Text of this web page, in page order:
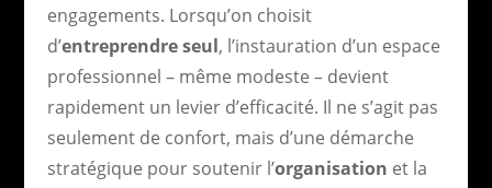
engagements. Lorsqu’on choisit
d’entreprendre seul, l’instauration d’un espace
professionnel – même modeste – devient
rapidement un levier d’efficacité. Il ne s’agit pas
seulement de confort, mais d’une démarche
stratégique pour soutenir l’organisation et la